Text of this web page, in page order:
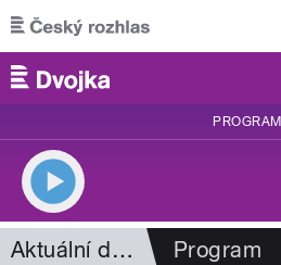
Přejít k hlavnímu obsahu
PROGRAM
Aktuální dění Program